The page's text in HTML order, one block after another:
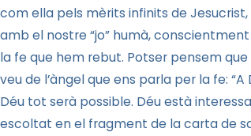
com ella pels mèrits infinits de
amb el nostre “jo” humà,
la fe que hem rebut. Potser pensem
veu de l’àngel que ens parla per la fe:
Déu tot serà possible. Déu està
escoltat en el fragment de la carta de